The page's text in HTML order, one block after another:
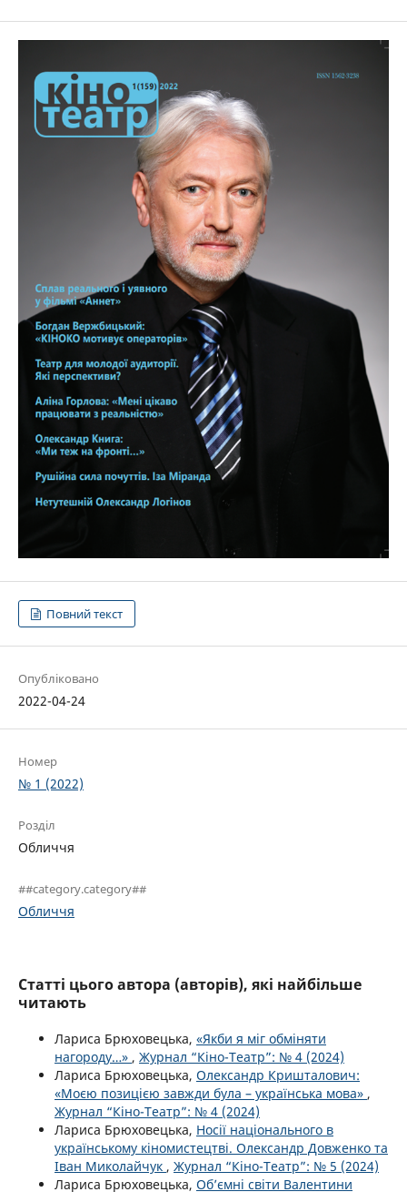
Повний текст
Опубліковано
2022-04-24
Номер
№ 1 (2022)
Розділ
Обличчя
##category.category##
Обличчя
Статті цього автора (авторів), які найбільше
читають
Лариса Брюховецька, «Якби я міг обміняти
нагороду…» , Журнал “Кіно-Театр”: № 4 (2024)
Лариса Брюховецька, Олександр Кришталович:
«Моєю позицією завжди була – українська мова» ,
Журнал “Кіно-Театр”: № 4 (2024)
Лариса Брюховецька, Носії національного в
українському кіномистецтві. Олександр Довженко та
Іван Миколайчук , Журнал “Кіно-Театр”: № 5 (2024)
Лариса Брюховецька, Об’ємні світи Валентини